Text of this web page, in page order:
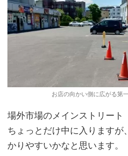
お店の向かい側に広がる第
場外市場のメインストリート
ちょっとだけ中に入りますが
かりやすいかなと思います。